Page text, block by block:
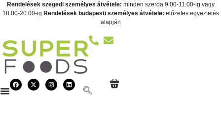
Rendelések szegedi személyes átvétele: minden szerda 9:00-11:00-ig vagy
18:00-20:00-ig Rendelések budapesti személyes átvétele: előzetes egyeztetés
alapján